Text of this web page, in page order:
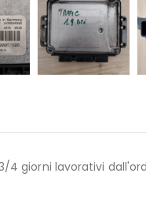
4 giorni lavorativi